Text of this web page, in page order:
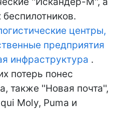
центры,
предприятия
инфраструктура .
потерь понес
также ''Новая почта'',
Moly, Puma и